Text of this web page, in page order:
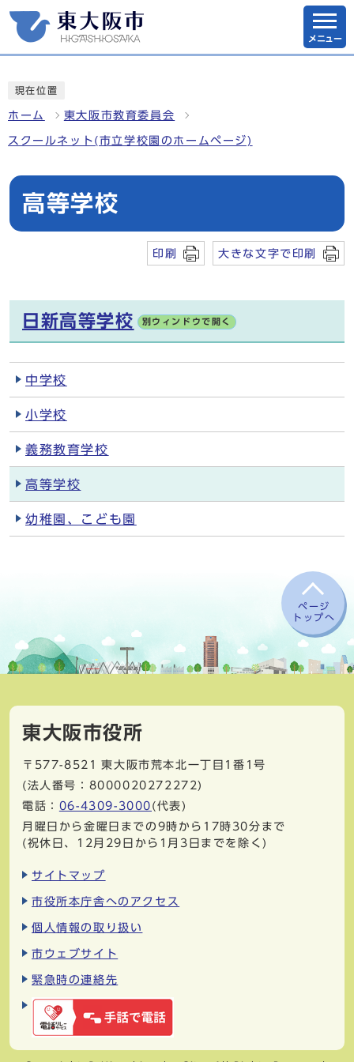
メニュー
現在位置
ホーム 東大阪市教育委員会
スクールネット(市立学校園のホームページ)
高等学校
印刷 大きな文字で印刷
日新高等学校 別ウィンドウで開く
中学校
小学校
義務教育学校
高等学校
幼稚園、こども園
ページ
トップへ
東大阪市役所
〒577-8521
東大阪市荒本北一丁目1番1号
(法人番号：8000020272272)
電話： 06-4309-3000 (代表)
月曜日から金曜日までの9時から17時30分まで
(祝休日、12月29日から1月3日までを除く)
サイトマップ
市役所本庁舎へのアクセス
個人情報の取り扱い
市ウェブサイト
緊急時の連絡先